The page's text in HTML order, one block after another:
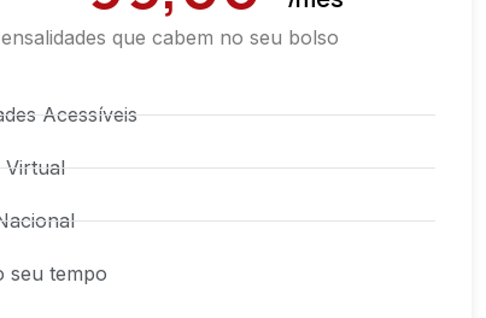
que cabem no seu bolso
Acessíveis
Virtual
seu tempo